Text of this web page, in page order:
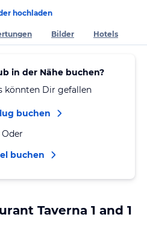
hochladen
Bilder Hotels
in der Nähe buchen?
könnten Dir gefallen
buchen
Oder
buchen
Taverna 1 and 1